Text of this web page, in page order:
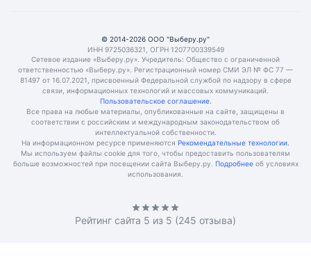
© 2014-2026 ООО "Выберу.ру"
ИНН 9725036321, ОГРН 1207700339549
Сетевое издание «Выберу.ру». Учредитель: Общество с ограниченной
ответственностью «Выберу.ру». Регистрационный номер СМИ ЭЛ № ФС 77 —
81497 от 16.07.2021, присвоенный Федеральной службой по надзору в сфере
связи, информационных технологий и массовых коммуникаций.
Пользовательское соглашение.
Все права на любые материалы, опубликованные на сайте, защищены в
соответствии с российским и международным законодательством об
интеллектуальной собственности.
На информационном ресурсе применяются Рекомендательные технологии.
Мы используем файлы cookie для того, чтобы предоставить пользователям
больше возможностей при посещении сайта Выберу.ру.
Подробнее об условиях
использования.
Рейтинг сайта 5 из 5 (245 отзыва)